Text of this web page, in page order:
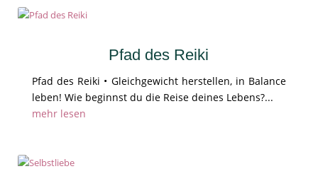
Pfad des Reiki
Pfad des Reiki • Gleichgewicht herstellen, in Balance
leben! Wie beginnst du die Reise deines Lebens?...
mehr lesen